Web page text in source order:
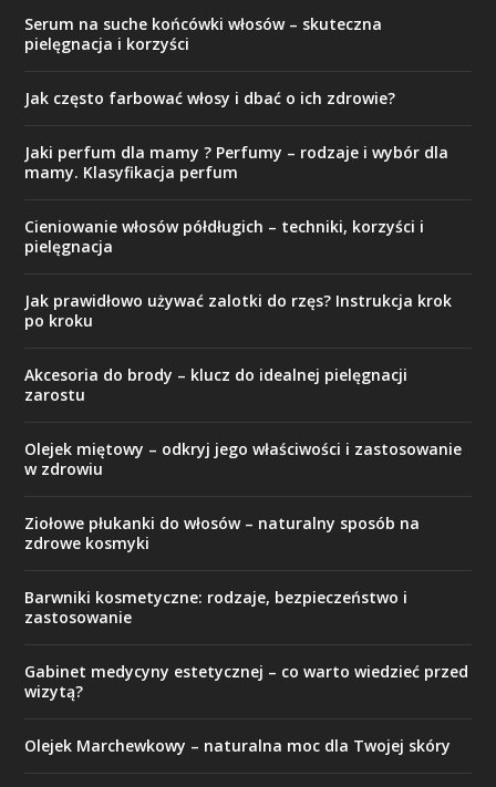
Serum na suche końcówki włosów – skuteczna
pielęgnacja i korzyści
Jak często farbować włosy i dbać o ich zdrowie?
Jaki perfum dla mamy ? Perfumy – rodzaje i wybór dla
mamy. Klasyfikacja perfum
Cieniowanie włosów półdługich – techniki, korzyści i
pielęgnacja
Jak prawidłowo używać zalotki do rzęs? Instrukcja krok
po kroku
Akcesoria do brody – klucz do idealnej pielęgnacji
zarostu
Olejek miętowy – odkryj jego właściwości i zastosowanie
w zdrowiu
Ziołowe płukanki do włosów – naturalny sposób na
zdrowe kosmyki
Barwniki kosmetyczne: rodzaje, bezpieczeństwo i
zastosowanie
Gabinet medycyny estetycznej – co warto wiedzieć przed
wizytą?
Olejek Marchewkowy – naturalna moc dla Twojej skóry